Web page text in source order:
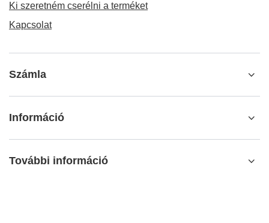
Ki szeretném cserélni a terméket
Kapcsolat
Számla
Információ
További információ